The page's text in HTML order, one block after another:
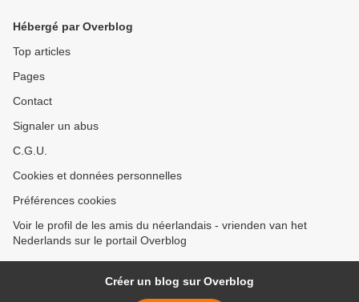
Hébergé par Overblog
Top articles
Pages
Contact
Signaler un abus
C.G.U.
Cookies et données personnelles
Préférences cookies
Voir le profil de les amis du néerlandais - vrienden van het
Nederlands sur le portail Overblog
Créer un blog sur Overblog